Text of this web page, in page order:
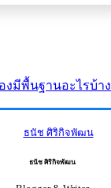
งมีพื้นฐานอะไรบ้าง
ธนัช ศิริกิจพัฒน